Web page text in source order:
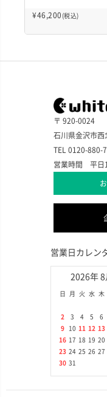
¥46,200 (税込)
〒 920-0024
石川県金沢市
TEL 0120-880-
営業時間 平日
営業日カレン
2026年 8
日 月 火 水 木
2
3 4 5 6
9
10 11 12 13
16 17 18 19 20
23 24 25 26 27
30 31